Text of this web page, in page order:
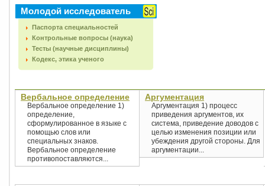
Молодой исследователь
Паспорта специальностей
Контрольные вопросы (наука)
Тесты (научные дисциплины)
Кодекс, этика ученого
Вербальное определение
Вербальное определение 1)
определение,
сформулированное в языке с
помощью слов или
специальных знаков.
Вербальное определение
противопоставляются...
Аргументация
Аргументация 1) процесс
приведения аргументов, их
система, приведение доводов с
целью изменения позиции или
убеждения другой стороны. Для
аргументации...